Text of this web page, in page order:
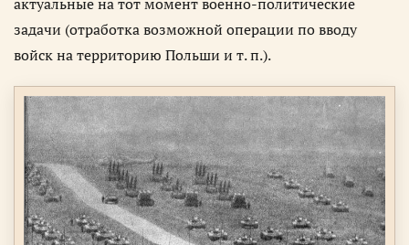
задачи (отработка возможной операции по вводу
войск на территорию Польши и т. п.).